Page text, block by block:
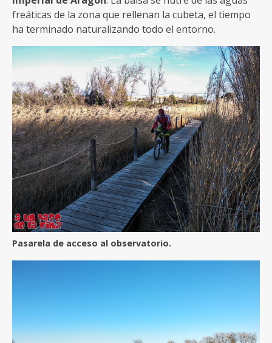
freáticas de la zona que rellenan la cubeta, el tiempo
ha terminado naturalizando todo el entorno.
Pasarela de acceso al observatorio.